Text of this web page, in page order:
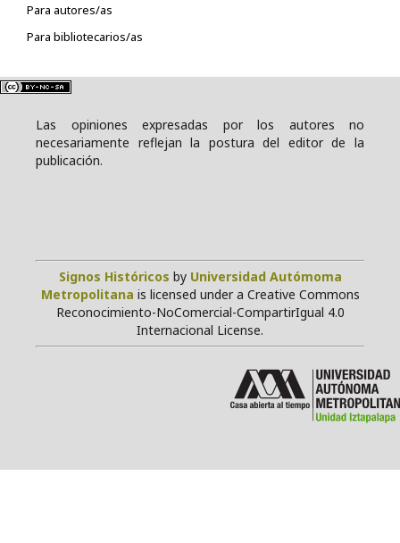
Para autores/as
Para bibliotecarios/as
Las opiniones expresadas por los autores no
necesariamente reflejan la postura del editor de la
publicación.
Signos Históricos by Universidad Autómoma
Metropolitana is licensed under a Creative Commons
Reconocimiento-NoComercial-CompartirIgual 4.0
Internacional License.